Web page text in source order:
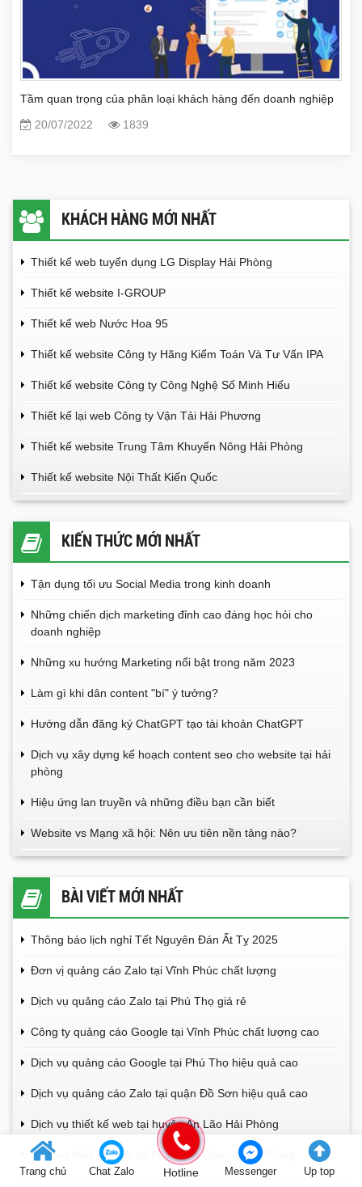
Tầm quan trọng của phân loại khách hàng đến doanh nghiệp
20/07/2022
1839
KHÁCH HÀNG MỚI NHẤT
Thiết kế web tuyển dụng LG Display Hải Phòng
Thiết kế website I-GROUP
Thiết kế web Nước Hoa 95
Thiết kế website Công ty Hãng Kiểm Toán Và Tư Vấn IPA
Thiết kế website Công ty Công Nghệ Số Minh Hiếu
Thiết kế lại web Công ty Vận Tải Hải Phương
Thiết kế website Trung Tâm Khuyến Nông Hải Phòng
Thiết kế website Nội Thất Kiến Quốc
KIẾN THỨC MỚI NHẤT
Tận dụng tối ưu Social Media trong kinh doanh
Những chiến dịch marketing đỉnh cao đáng học hỏi cho
doanh nghiệp
Những xu hướng Marketing nổi bật trong năm 2023
Làm gì khi dân content "bí" ý tưởng?
Hướng dẫn đăng ký ChatGPT tạo tài khoản ChatGPT
Dịch vụ xây dựng kế hoạch content seo cho website tại hải
phòng
Hiệu ứng lan truyền và những điều bạn cần biết
Website vs Mạng xã hội: Nên ưu tiên nền tảng nào?
BÀI VIẾT MỚI NHẤT
Thông báo lịch nghỉ Tết Nguyên Đán Ất Tỵ 2025
Đơn vị quảng cáo Zalo tại Vĩnh Phúc chất lượng
Dịch vụ quảng cáo Zalo tại Phú Thọ giá rẻ
Công ty quảng cáo Google tại Vĩnh Phúc chất lượng cao
Dịch vụ quảng cáo Google tại Phú Thọ hiệu quả cao
Dịch vụ quảng cáo Zalo tại quận Đồ Sơn hiệu quả cao
Dịch vụ thiết kế web tại huyện An Lão Hải Phòng
Dịch vụ thiết kế web tại huyện An Dương Hải Phòng
Trang chủ Chat Zalo Hotline Messenger Up top